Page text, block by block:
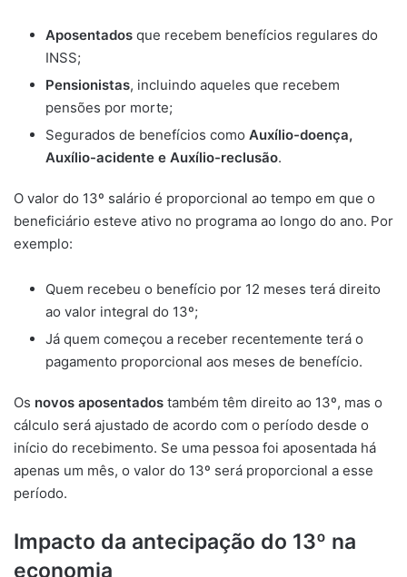
Aposentados que recebem benefícios regulares do
INSS;
Pensionistas, incluindo aqueles que recebem
pensões por morte;
Segurados de benefícios como Auxílio-doença,
Auxílio-acidente e Auxílio-reclusão.
O valor do 13º salário é proporcional ao tempo em que o
beneficiário esteve ativo no programa ao longo do ano. Por
exemplo:
Quem recebeu o benefício por 12 meses terá direito
ao valor integral do 13º;
Já quem começou a receber recentemente terá o
pagamento proporcional aos meses de benefício.
Os novos aposentados também têm direito ao 13º, mas o
cálculo será ajustado de acordo com o período desde o
início do recebimento. Se uma pessoa foi aposentada há
apenas um mês, o valor do 13º será proporcional a esse
período.
Impacto da antecipação do 13º na
economia